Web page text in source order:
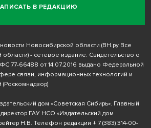
В РЕДАКЦИЮ
Новосибирской области (ВН.ру Все
- сетевое издание. Свидетельство о
77-66488 от 14.07.2016 выдано Федеральной
связи, информационных технологий и
дом «Советская Сибирь». Главный
ГАУ НСО «Издательский дом
Н.В. Телефон редакции + 7 (383) 314-00-